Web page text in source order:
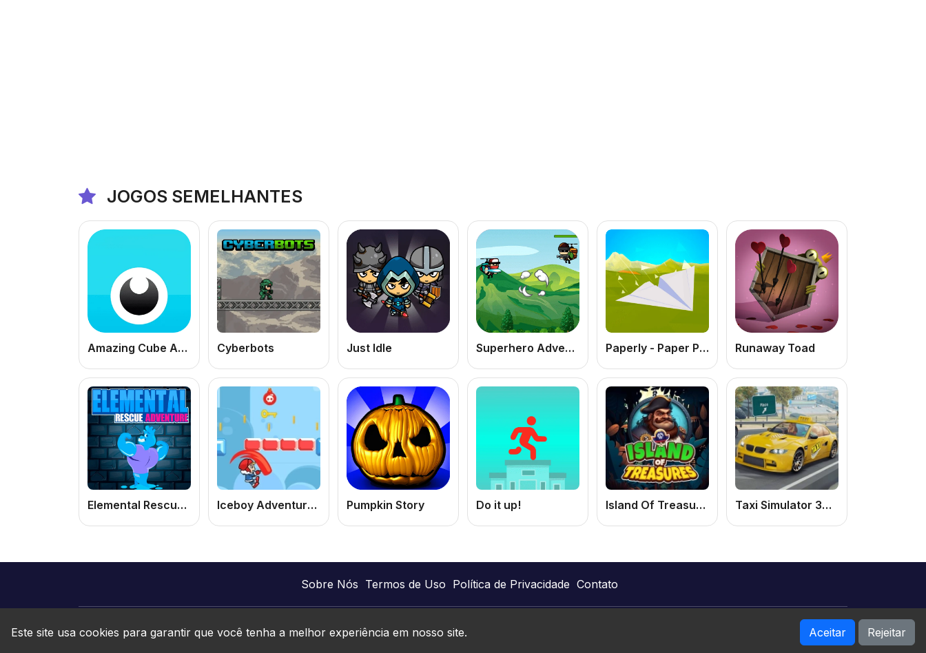
JOGOS SEMELHANTES
Amazing Cube Adventure Cyberbots Just Idle Superhero Adventure Paperly - Paper Plane Adventure Runaway Toad
Elemental Rescue Adventure Iceboy Adventure : Jogo de Aventura Online Grátis com Plataforma, Desafios e Exploração Pumpkin Story Do it up! Island Of Treasures: Jogo de Aventura Online Grátis de Caça ao Tesouro Taxi Simulator 3D: Jogo de Simulador de Taxi Online Grátis Realista
Sobre Nós Termos de Uso Política de Privacidade Contato
Joguinhos Online © 2026. Todos os direitos reservados.
Este site usa cookies para garantir que você tenha a melhor experiência em nosso site. Aceitar Rejeitar